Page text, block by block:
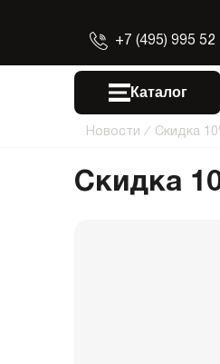
+7 (495) 995 52
Каталог
Новости / Скидка
Скидка